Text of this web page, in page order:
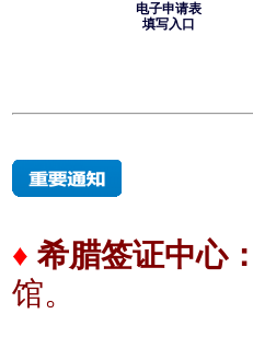
电子申请表
填写入口
♦ 希腊签证中心：
馆。